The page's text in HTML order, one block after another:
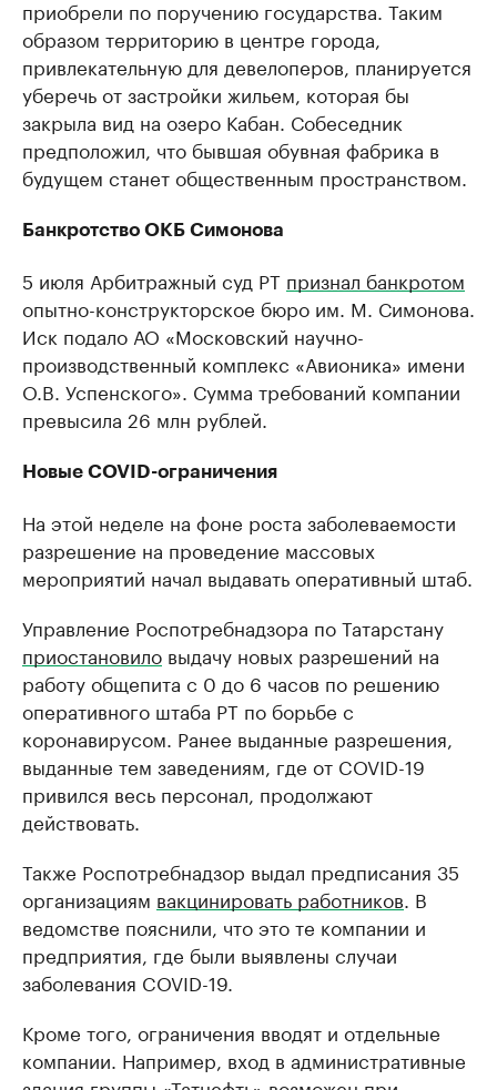
приобрели по поручению государства. Таким
образом территорию в центре города,
привлекательную для девелоперов, планируется
уберечь от застройки жильем, которая бы
закрыла вид на озеро Кабан. Собеседник
предположил, что бывшая обувная фабрика в
будущем станет общественным пространством.
Банкротство ОКБ Симонова
5 июля Арбитражный суд РТ признал банкротом
опытно-конструкторское бюро им. М. Симонова.
Иск подало АО «Московский научно-
производственный комплекс «Авионика» имени
О.В. Успенского». Сумма требований компании
превысила 26 млн рублей.
Новые COVID-ограничения
На этой неделе на фоне роста заболеваемости
разрешение на проведение массовых
мероприятий начал выдавать оперативный штаб.
Управление Роспотребнадзора по Татарстану
приостановило выдачу новых разрешений на
работу общепита с 0 до 6 часов по решению
оперативного штаба РТ по борьбе с
коронавирусом. Ранее выданные разрешения,
выданные тем заведениям, где от COVID-19
привился весь персонал, продолжают
действовать.
Также Роспотребнадзор выдал предписания 35
организациям вакцинировать работников . В
ведомстве пояснили, что это те компании и
предприятия, где были выявлены случаи
заболевания COVID-19.
Кроме того, ограничения вводят и отдельные
компании. Например, вход в административные